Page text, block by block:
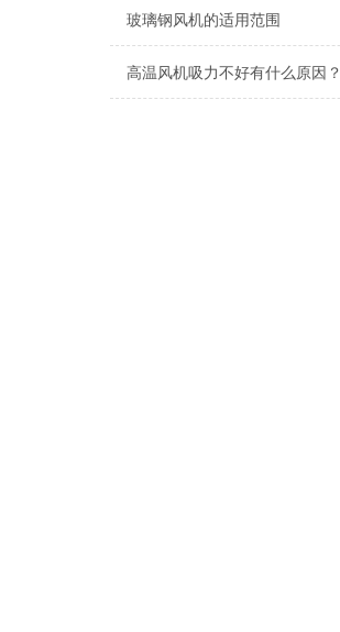
玻璃钢风机的适用范围
高温风机吸力不好有什么原因？